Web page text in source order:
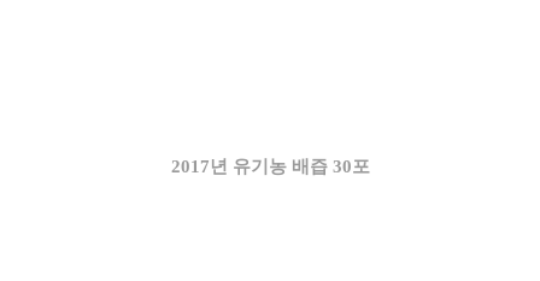
2017년 유기농 배즙 30포